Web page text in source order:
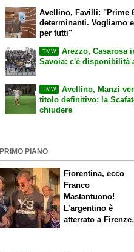
Avellino, Favilli: "Prime
determinanti. Vogliamo
per tutti"
TMW
Arezzo, Casarosa
Savoia: c'è disponibilità
TMW
Avellino, Manzi
titolo definitivo: la
chiudere
PRIMO PIANO
Fiorentina, ecco
Franco
Mastantuono!
L’argentino è
atterrato a Firenze,